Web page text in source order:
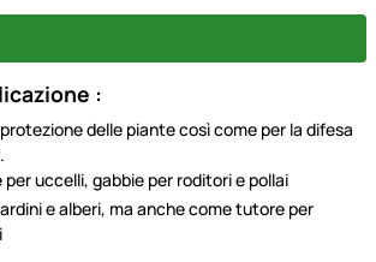
:
delle piante così come per la difesa
uccelli, gabbie per roditori e pollai
e alberi, ma anche come tutore per